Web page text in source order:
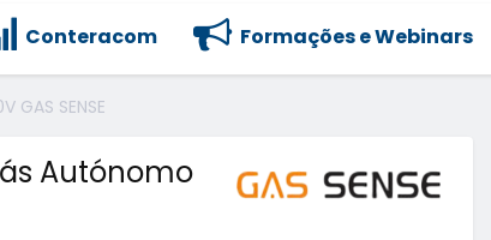
Formações e Webinars
Conteracom
SENSE
Autónomo